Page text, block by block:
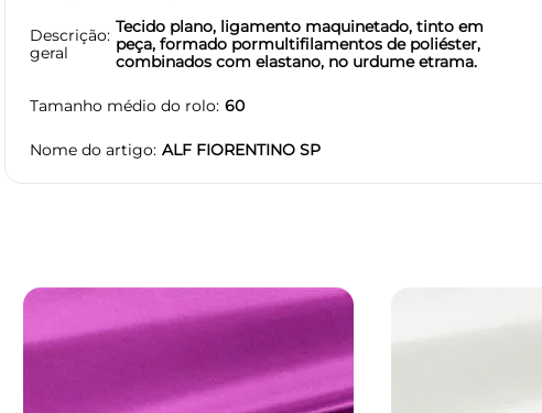
Descrição
geral
Tecido plano, ligamento maquinetado, tinto em
peça, formado pormultifilamentos de poliéster,
combinados com elastano, no urdume etrama.
Tamanho médio do rolo 60
Nome do artigo ALF FIORENTINO SP